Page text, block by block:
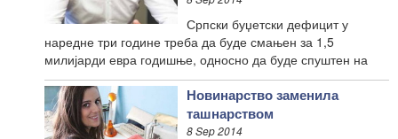
Српски буџетски дефицит у
наредне три године треба да буде смањен за 1,5
милијарди евра годишње, односно да буде спуштен на
Новинарство заменила
ташнарством
8 Sep 2014